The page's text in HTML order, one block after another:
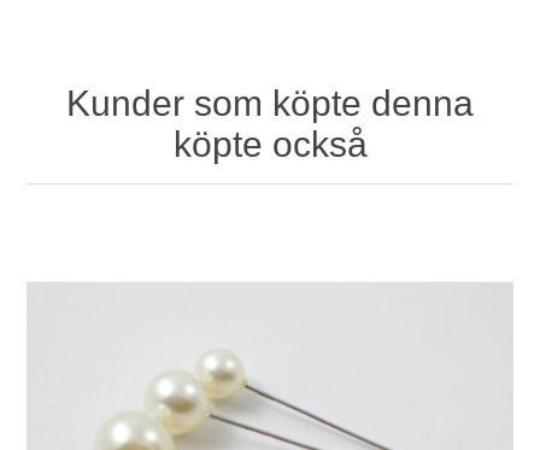
Kunder som köpte denna
köpte också